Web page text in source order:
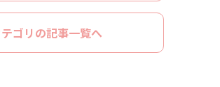
ゴリの記事一覧へ